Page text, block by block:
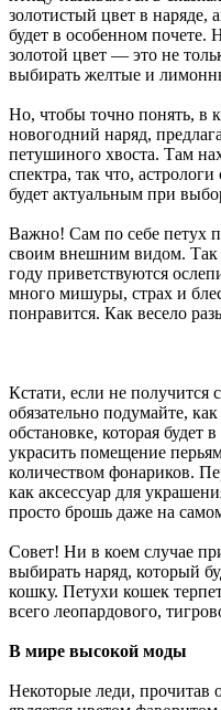
золотистый цвет в наряде,
будет в особенном почете.
золотой цвет — это не
выбирать желтые и
Но, чтобы точно понять, в
новогодний наряд,
петушиного хвоста. Там
спектра, так что,
будет актуальным при
Важно! Сам по себе петух
своим внешним видом. Так
году приветствуются
много мишуры, страх и
понравится. Как весело
Кстати, если не получится
обязательно подумайте,
обстановке, которая
украсить помещение
количеством фонариков.
как аксессуар для
просто брошь даже на
Совет! Ни в коем случае
выбирать наряд, который
кошку. Петухи кошек
всего леопардового,
В мире высокой моды
Некоторые леди, прочитав